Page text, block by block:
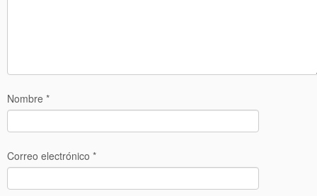
Nombre *
Correo electrónico *